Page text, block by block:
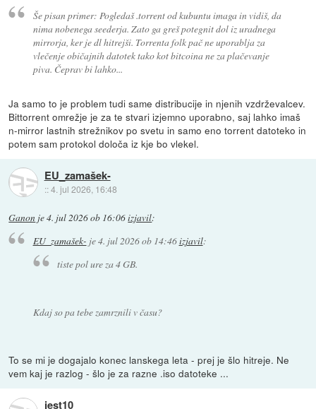
Še pisan primer: Pogledaš .torrent od kubuntu imaga in vidiš, da
nima nobenega seederja. Zato ga greš potegnit dol iz uradnega
mirrorja, ker je dl hitrejši. Torrenta folk pač ne uporablja za
vlečenje običajnih datotek tako kot bitcoina ne za plačevanje
piva. Čeprav bi lahko...
Ja samo to je problem tudi same distribucije in njenih vzdrževalcev.
Bittorrent omrežje je za te stvari izjemno uporabno, saj lahko imaš
n-mirror lastnih strežnikov po svetu in samo eno torrent datoteko in
potem sam protokol določa iz kje bo vlekel.
EU_zamašek-
::4. jul 2026, 16:48
Ganon je4. jul 2026 ob 16:06izjavil:
EU_zamašek- je4. jul 2026 ob 14:46izjavil:
tiste pol ure za 4 GB.
Kdaj so pa tebe zamrznili v času?
To se mi je dogajalo konec lanskega leta - prej je šlo hitreje. Ne
vem kaj je razlog - šlo je za razne .iso datoteke ...
jest10